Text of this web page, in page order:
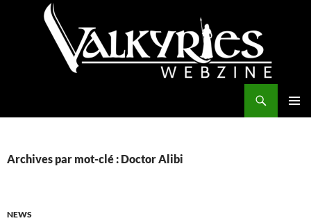
Archives par mot-clé : Doctor Alibi
NEWS